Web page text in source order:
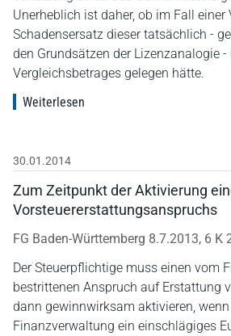
Unerheblich ist daher, ob im Fall einer
Schadensersatz dieser tatsächlich -
den Grundsätzen der Lizenzanalogie
Vergleichsbetrages gelegen hätte.
Weiterlesen
30.01.2014
Zum Zeitpunkt der Aktivierung
Vorsteuererstattungsanspruchs
FG Baden-Württemberg 8.7.2013, 6 K
Der Steuerpflichtige muss einen vom
bestrittenen Anspruch auf Erstattung
dann gewinnwirksam aktivieren,
Finanzverwaltung ein einschlägiges